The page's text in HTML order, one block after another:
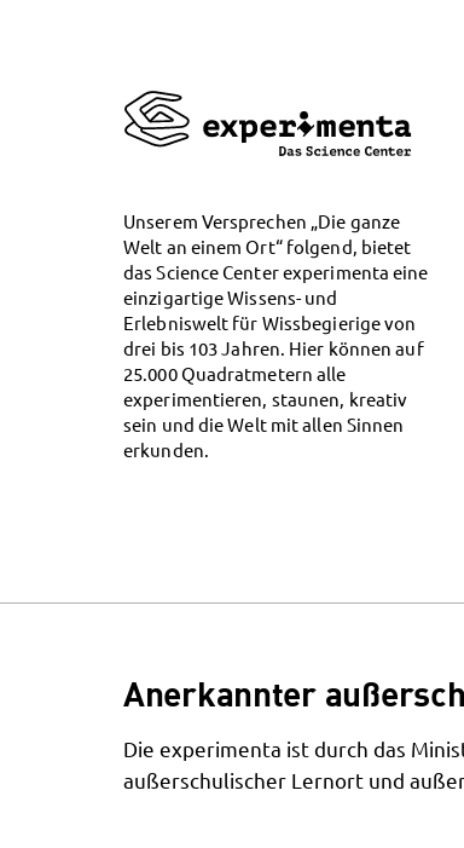
Unserem Versprechen „Die ganze
Welt an einem Ort“ folgend, bietet
das Science Center experimenta eine
einzigartige Wissens- und
Erlebniswelt für Wissbegierige von
drei bis 103 Jahren. Hier können auf
25.000 Quadratmetern alle
experimentieren, staunen, kreativ
sein und die Welt mit allen Sinnen
erkunden.
Anerkannter
Die experimenta ist durch das
außerschulischer Lernort und